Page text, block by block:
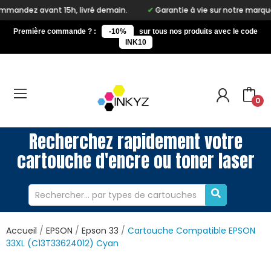
livré demain. Garantie à vie sur notre marque Inkyz
Première commande ? : -10%
sur tous nos produits avec le code
INK10
0
Recherchez rapidement votre
cartouche d'encre ou toner laser
Accueil EPSON Epson 33
Cartouche Compatible EPSON
33XL (C13T33624012) Cyan